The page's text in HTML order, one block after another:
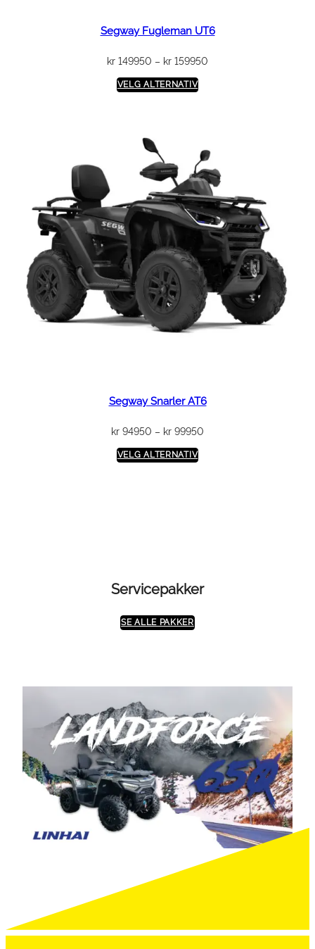
Segway Fugleman UT6
kr 149950 – kr 159950
VELG ALTERNATIV
Segway Snarler AT6
kr 94950 – kr 99950
VELG ALTERNATIV
Servicepakker
SE ALLE PAKKER